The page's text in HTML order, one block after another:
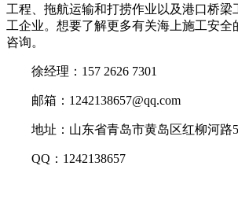
工程、拖航运输和打捞作业以及港口桥梁
工企业。想要了解更多有关海上施工安全
咨询。
徐经理：157 2626 7301
邮箱：1242138657@qq.com
地址：山东省青岛市黄岛区红柳河路
QQ：1242138657